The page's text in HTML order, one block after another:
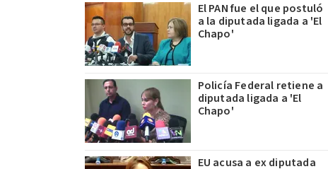
El PAN fue el que postuló
a la diputada ligada a 'El
Chapo'
Policía Federal retiene a
diputada ligada a 'El
Chapo'
EU acusa a ex diputada